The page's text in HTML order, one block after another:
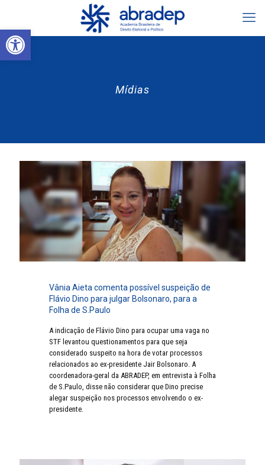
Abrir a barra de ferramentas
Mídias
Vânia Aieta comenta possível suspeição de
Flávio Dino para julgar Bolsonaro, para a
Folha de S.Paulo
A indicação de Flávio Dino para ocupar uma vaga no
STF levantou questionamentos para que seja
considerado suspeito na hora de votar processos
relacionados ao ex-presidente Jair Bolsonaro. A
coordenadora-geral da ABRADEP, em entrevista à Folha
de S.Paulo, disse não considerar que Dino precise
alegar suspeição nos processos envolvendo o ex-
presidente.